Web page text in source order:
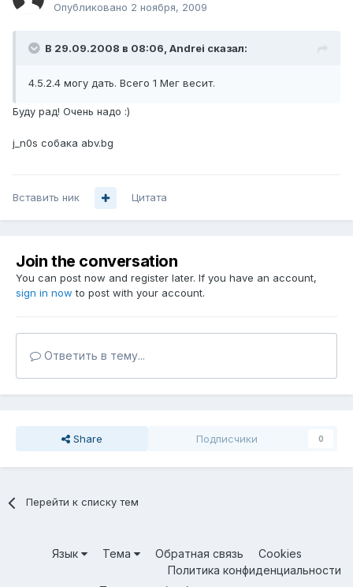
Опубликовано 2 ноября, 2009
В 29.09.2008 в 08:06, Andrei сказал:
4.5.2.4 могу дать. Всего 1 Мег весит.
Буду рад! Очень надо :)
j_n0s собака abv.bg
Вставить ник Цитата
Join the conversation
You can post now and register later. If you have an account,
sign in now to post with your account.
Ответить в тему...
Share Подписчики 0
Перейти к списку тем
Язык Тема Обратная связь
Cookies
Политика конфиденциальности